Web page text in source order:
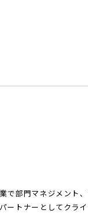
で部門マネジメント
ートナーとしてクラ